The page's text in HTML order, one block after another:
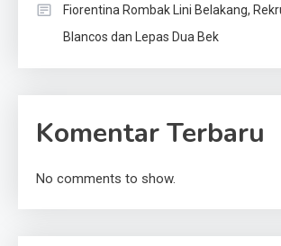
Fiorentina Rombak Lini Belakang,
Blancos dan Lepas Dua Bek
Komentar Terbaru
No comments to show.